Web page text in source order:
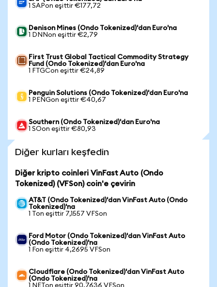
1 SAPon eşittir €177,72
Denison Mines (Ondo Tokenized)'dan Euro'na
1 DNNon eşittir €2,79
First Trust Global Tactical Commodity Strategy
Fund (Ondo Tokenized)'dan Euro'na
1 FTGCon eşittir €24,89
Penguin Solutions (Ondo Tokenized)'dan Euro'na
1 PENGon eşittir €40,67
Southern (Ondo Tokenized)'dan Euro'na
1 SOon eşittir €80,93
Diğer kurları keşfedin
Diğer kripto coinleri VinFast Auto (Ondo
Tokenized) (VFSon) coin'e çevirin
AT&T (Ondo Tokenized)'dan VinFast Auto (Ondo
Tokenized)'na
1 Ton eşittir 7,1557 VFSon
Ford Motor (Ondo Tokenized)'dan VinFast Auto
(Ondo Tokenized)'na
1 Fon eşittir 4,2695 VFSon
Cloudflare (Ondo Tokenized)'dan VinFast Auto
(Ondo Tokenized)'na
1 NETon eşittir 90,7636 VFSon